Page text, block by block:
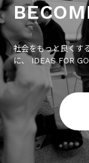
社会をもっと良くす
に、 IDEAS FOR